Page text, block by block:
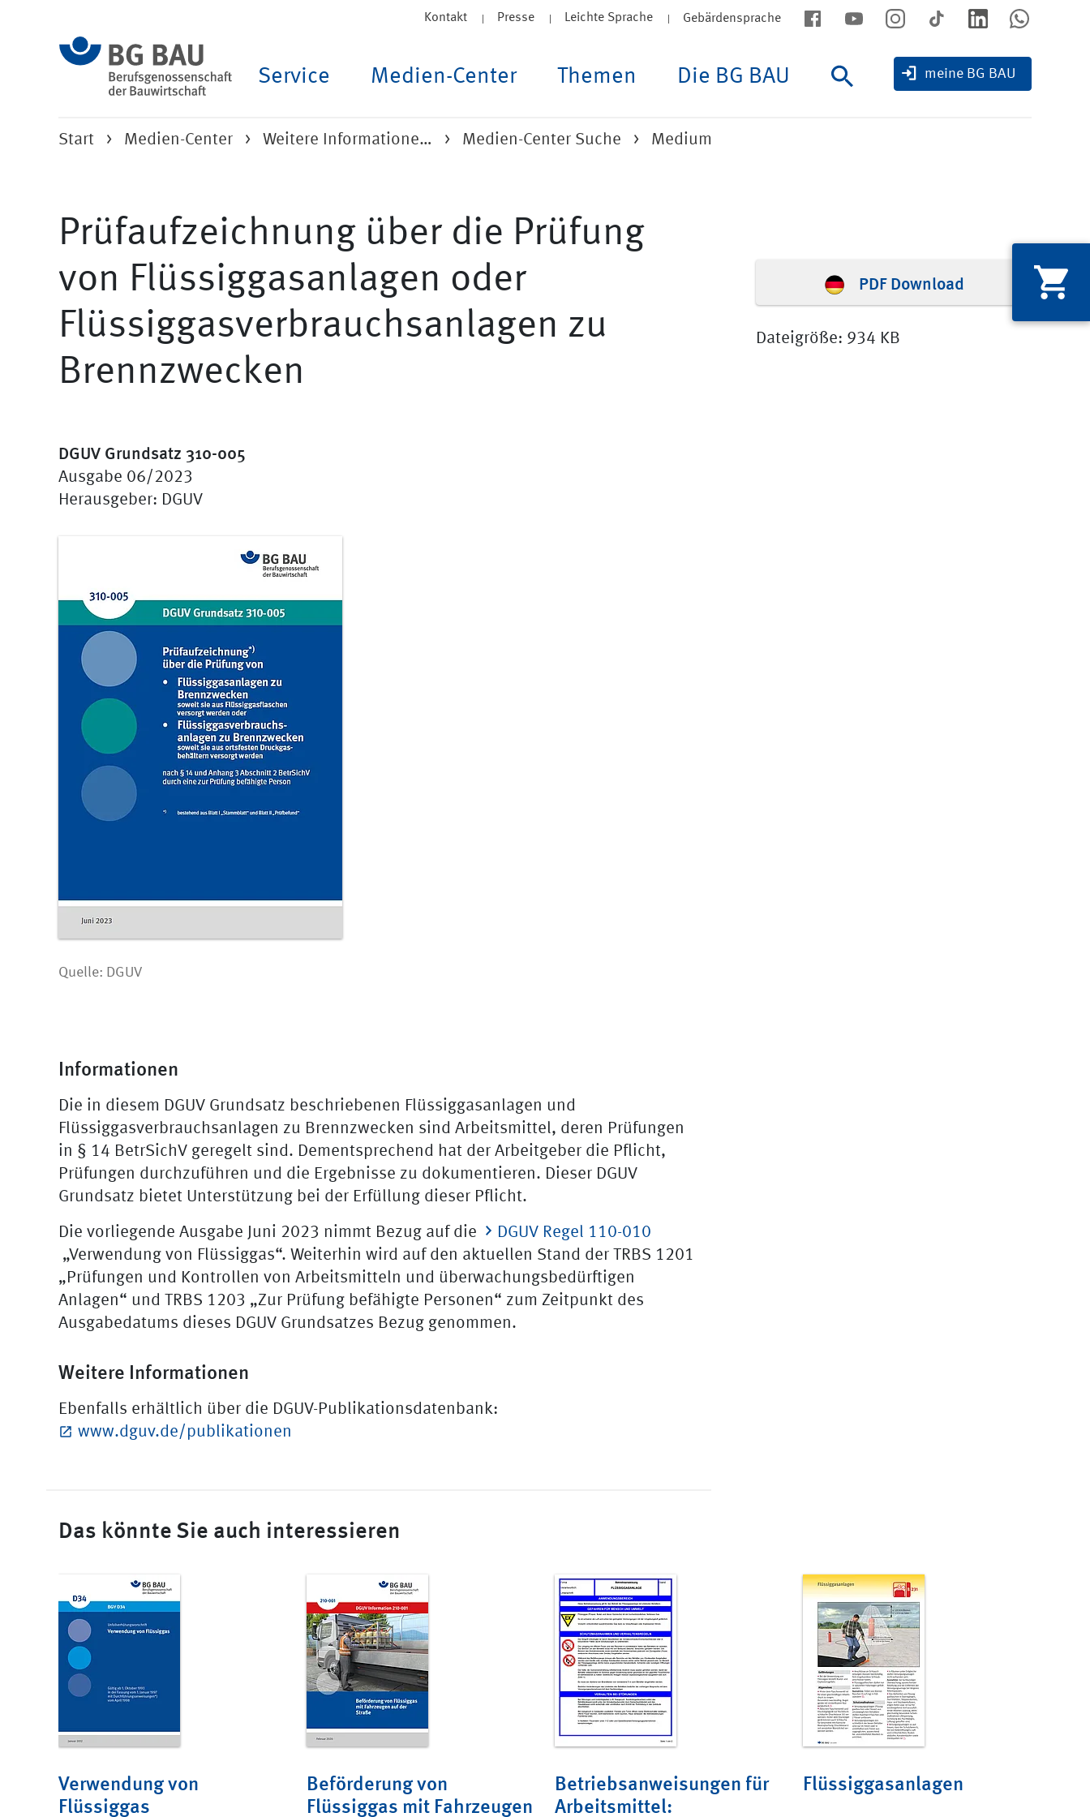
Kontakt Presse Leichte Sprache Gebärdensprache
Service Medien-Center Themen Die BG BAU Suche meine BG BAU
Start Medien-Center Weitere Informatione… Medien-Center Suche Medium
Prüfaufzeichnung über die Prüfung
von Flüssiggasanlagen oder
Flüssiggasverbrauchsanlagen zu
Brennzwecken
DGUV Grundsatz 310-005
Ausgabe 06/2023
Herausgeber: DGUV
Quelle: DGUV
Informationen
Die in diesem DGUV Grundsatz beschriebenen Flüssiggasanlagen und
Flüssiggasverbrauchsanlagen zu Brennzwecken sind Arbeitsmittel, deren Prüfungen
in § 14 BetrSichV geregelt sind. Dementsprechend hat der Arbeitgeber die Pflicht,
Prüfungen durchzuführen und die Ergebnisse zu dokumentieren. Dieser DGUV
Grundsatz bietet Unterstützung bei der Erfüllung dieser Pflicht.
Die vorliegende Ausgabe Juni 2023 nimmt Bezug auf die
DGUV Regel 110-010
„Verwendung von Flüssiggas“. Weiterhin wird auf den aktuellen Stand der TRBS 1201
„Prüfungen und Kontrollen von Arbeitsmitteln und überwachungsbedürftigen
Anlagen“ und TRBS 1203 „Zur Prüfung befähigte Personen“ zum Zeitpunkt des
Ausgabedatums dieses DGUV Grundsatzes Bezug genommen.
Weitere Informationen
Ebenfalls erhältlich über die DGUV-Publikationsdatenbank:
www.dguv.de/publikationen
PDF Download
Dateigröße: 934 KB
Das könnte Sie auch interessieren
Verwendung von
Flüssiggas
Beförderung von
Flüssiggas mit Fahrzeugen
Betriebsanweisungen für
Arbeitsmittel:
Flüssiggasanlagen